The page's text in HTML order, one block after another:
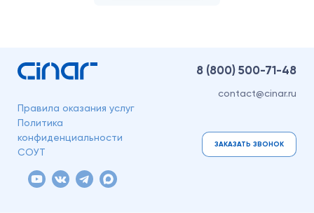
Правила оказания услуг
Политика
конфиденциальности
СОУТ
8 (800) 500-71-48
contact@cinar.ru
ЗАКАЗАТЬ ЗВОНОК